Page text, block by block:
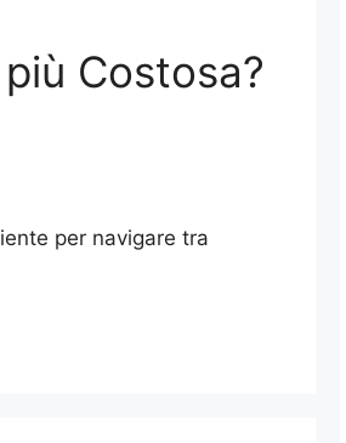
Costosa?
per navigare tra